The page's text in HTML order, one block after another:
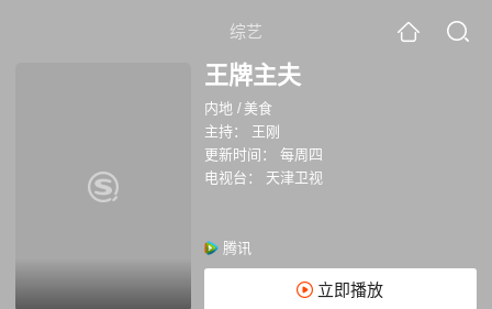
综艺
王牌主夫
内地 / 美食
主持：
王刚
更新时间：
每周四
电视台：
天津卫视
腾讯
立即播放